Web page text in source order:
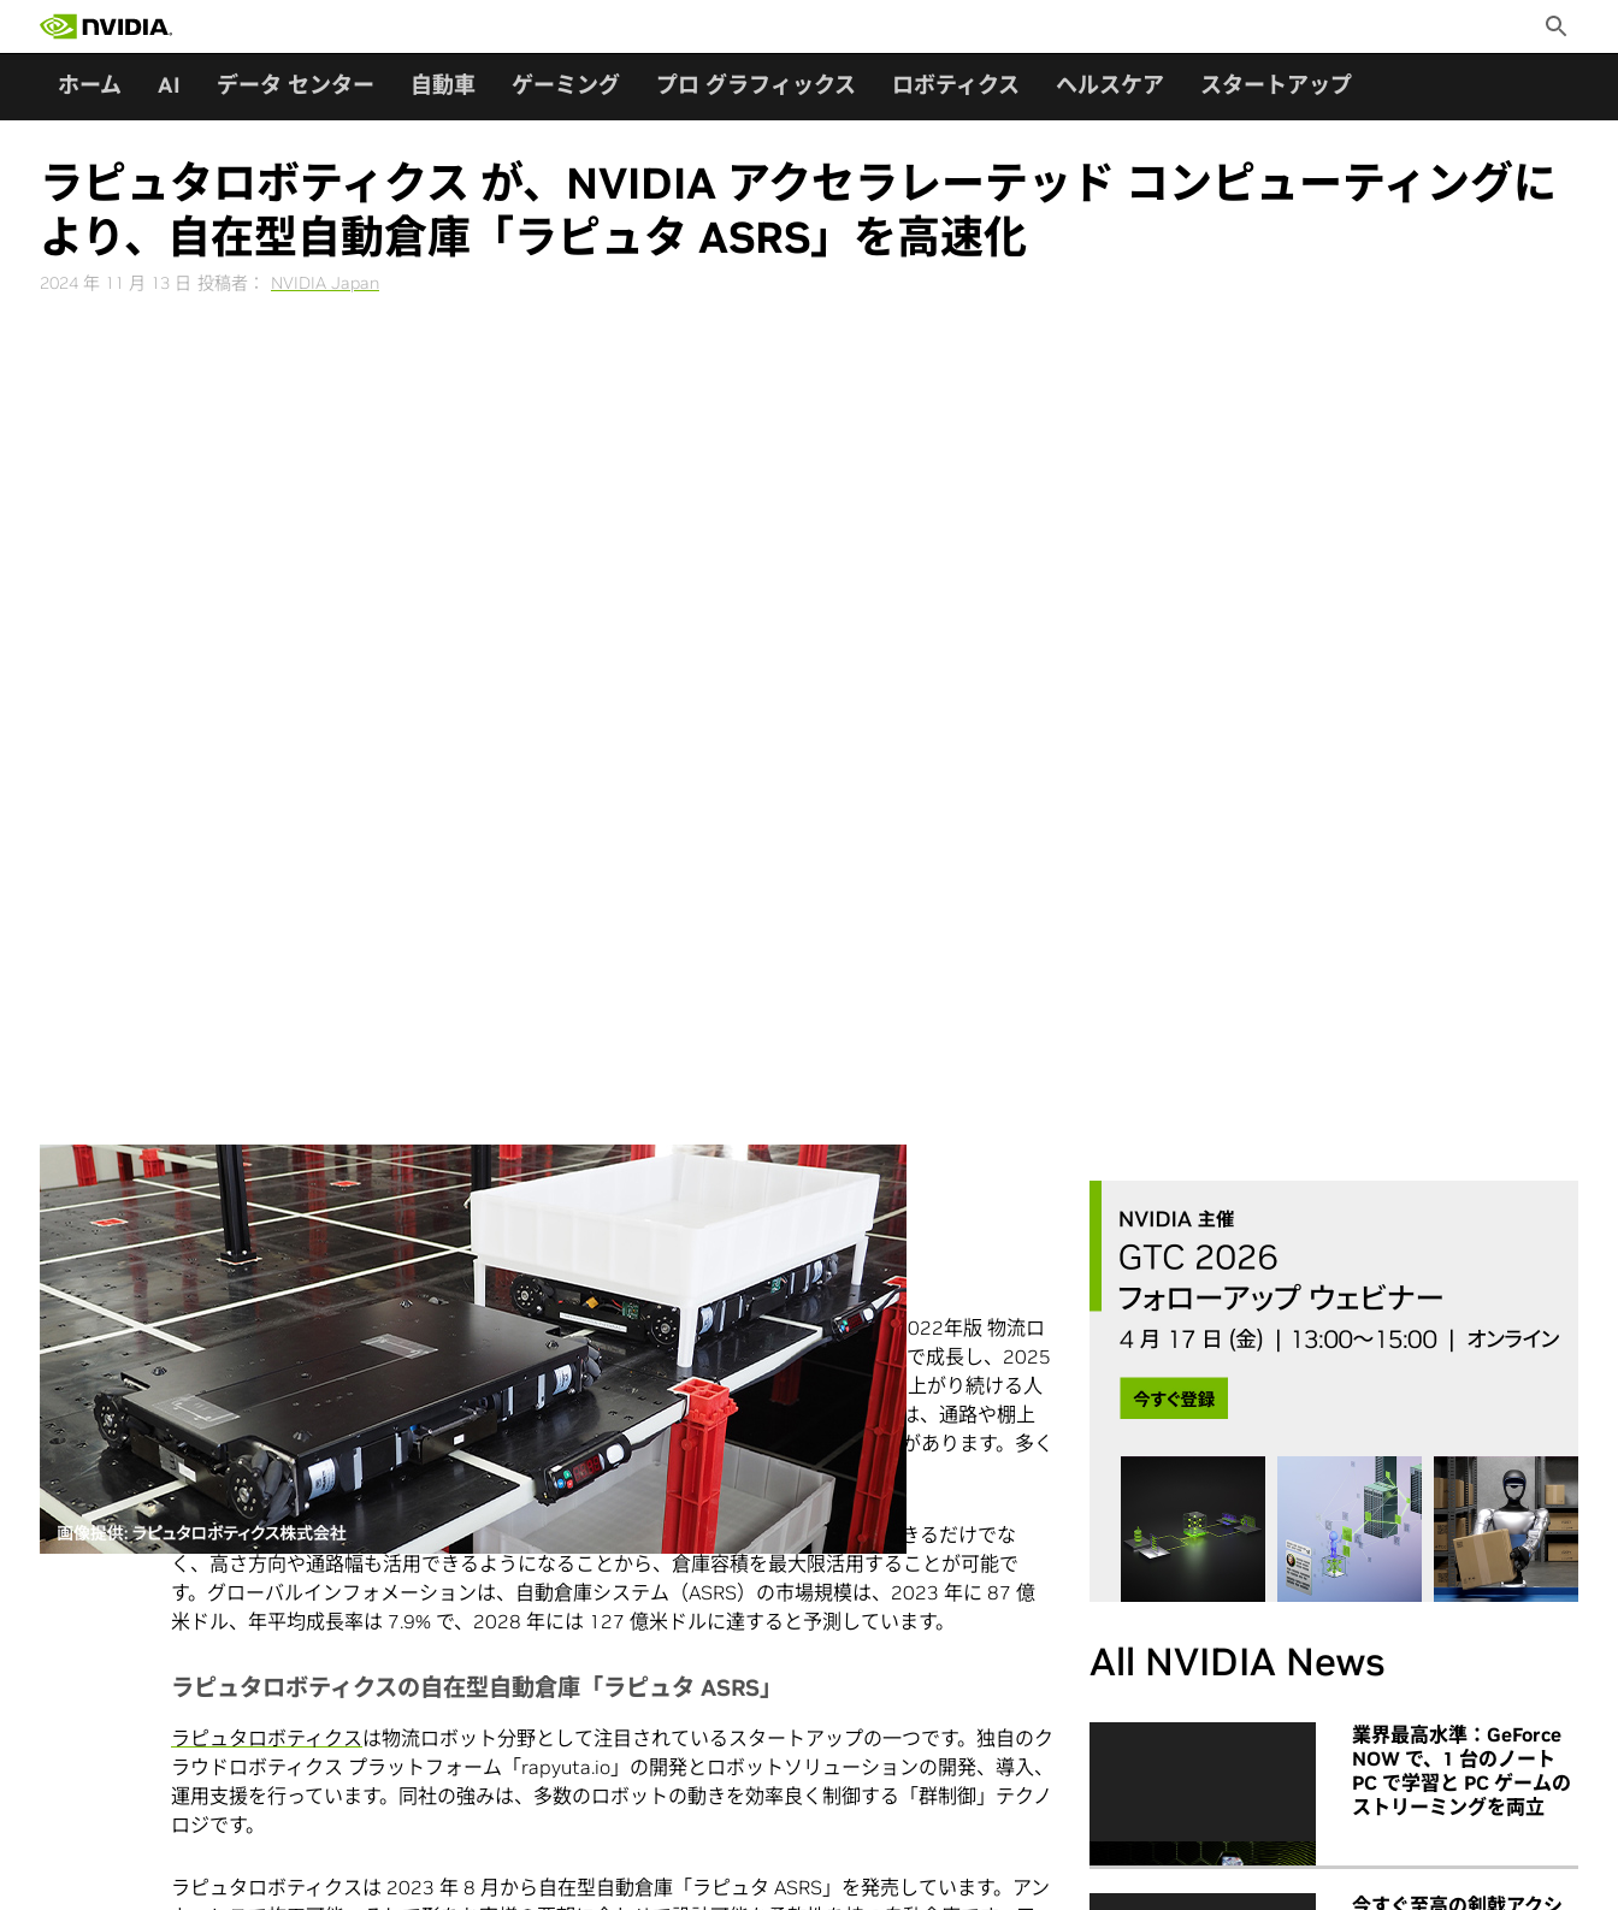
Toggle
Search
ホーム AI データ センター 自動車 ゲーミング プロ グラフィックス ロボティクス ヘルスケア スタートアップ
ラピュタロボティクス が、NVIDIA アクセラレーテッド コンピューティングに
より、自在型自動倉庫「ラピュタ ASRS」を高速化
2024 年 11 月 13 日 投稿者： NVIDIA Japan
Share
伸び続ける E コマースを背景に拡大中の「自動倉庫」市場
E コマース市場の拡大に伴い、物流市場も成長し続けています。矢野経済研究所は「2022年版 物流ロ
ボティクス市場の現状と将来展望」で日本国内の物流ロボットの市場は CAGR 25.6% で成長し、2025
年に約 600 億円に達すると予想しています。いっぽう、減少し続ける生産年齢人口や上がり続ける人
件費に対応するために、生産性向上による省人化対策は急務です。また物流倉庫内では、通路や棚上
の空間ロスにより、多くの倉庫で保管容積を十分に有効利用できていないという課題があります。多く
の物流倉庫では人手が活用されていますが、限界があります。
そこで注目されているのが「自動倉庫」です。入庫、保管、出荷の業務を一元管理できるだけでな
く、高さ方向や通路幅も活用できるようになることから、倉庫容積を最大限活用することが可能で
す。グローバルインフォメーションは、自動倉庫システム（ASRS）の市場規模は、2023 年に 87 億
米ドル、年平均成長率は 7.9% で、2028 年には 127 億米ドルに達すると予測しています。
ラピュタロボティクスの自在型自動倉庫「ラピュタ ASRS」
ラピュタロボティクス は物流ロボット分野として注目されているスタートアップの一つです。独自のク
ラウドロボティクス プラットフォーム「rapyuta.io」の開発とロボットソリューションの開発、導入、
運用支援を行っています。同社の強みは、多数のロボットの動きを効率良く制御する「群制御」テクノ
ロジです。
ラピュタロボティクスは 2023 年 8 月から自在型自動倉庫「ラピュタ ASRS」を発売しています。アン
All NVIDIA News
業界最高水準：GeForce
NOW で、1 台のノート
PC で学習と PC ゲームの
ストリーミングを両立